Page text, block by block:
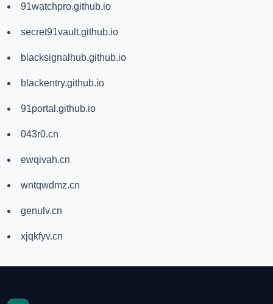
91watchpro.github.io
secret91vault.github.io
blacksignalhub.github.io
blackentry.github.io
91portal.github.io
043r0.cn
ewqivah.cn
wntqwdmz.cn
genulv.cn
xjqkfyv.cn